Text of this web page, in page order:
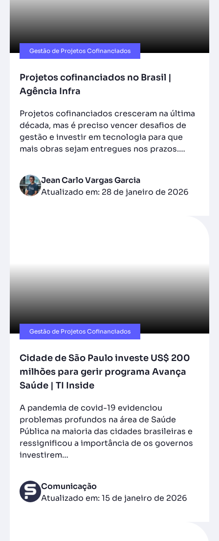
Gestão de Projetos Cofinanciados
Projetos cofinanciados no Brasil |
Agência Infra
Projetos cofinanciados cresceram na última
década, mas é preciso vencer desafios de
gestão e investir em tecnologia para que
mais obras sejam entregues nos prazos.…
Jean Carlo Vargas Garcia
Atualizado em: 28 de janeiro de 2026
Gestão de Projetos Cofinanciados
Cidade de São Paulo investe US$ 200
milhões para gerir programa Avança
Saúde | TI Inside
A pandemia de covid-19 evidenciou
problemas profundos na área de Saúde
Pública na maioria das cidades brasileiras e
ressignificou a importância de os governos
investirem…
Comunicação
Atualizado em: 15 de janeiro de 2026